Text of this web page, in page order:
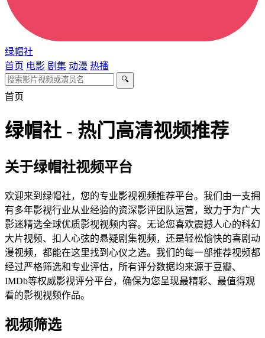
绿帽社
首页 电影 剧集 动漫 热播
🔍
首页
绿帽社 - 热门高清视频推荐
关于绿帽社视频平台
欢迎来到绿帽社，您的专业影视视频推荐平台。我们由一支拥
有多年影视行业从业经验的资深影评团队运营，致力于为广大
影迷精选全球优质影视视频内容。无论您喜欢震撼人心的科幻
大片视频、扣人心弦的悬疑剧集视频，还是轻松愉快的喜剧动
漫视频，都能在这里找到心仪之选。我们的每一部推荐视频都
经过严格筛选和专业评估，所有评分数据均来源于豆瓣、
IMDb等权威影视评分平台，确保为您呈现最精彩、最值得观
看的影视视频作品。
视频筛选